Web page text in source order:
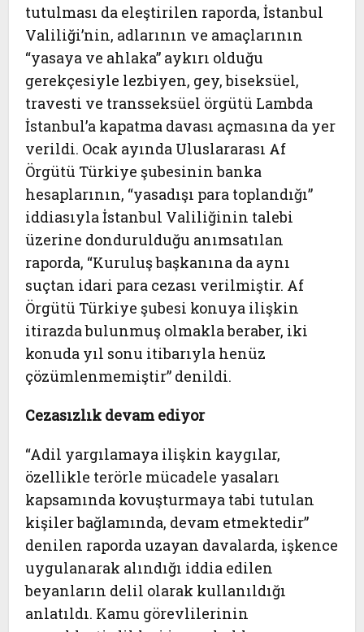
tutulması da eleştirilen raporda, İstanbul
Valiliği’nin, adlarının ve amaçlarının
“yasaya ve ahlaka” aykırı olduğu
gerekçesiyle lezbiyen, gey, biseksüel,
travesti ve transseksüel örgütü Lambda
İstanbul’a kapatma davası açmasına da yer
verildi. Ocak ayında Uluslararası Af
Örgütü Türkiye şubesinin banka
hesaplarının, “yasadışı para toplandığı”
iddiasıyla İstanbul Valiliğinin talebi
üzerine dondurulduğu anımsatılan
raporda, “Kuruluş başkanına da aynı
suçtan idari para cezası verilmiştir. Af
Örgütü Türkiye şubesi konuya ilişkin
itirazda bulunmuş olmakla beraber, iki
konuda yıl sonu itibarıyla henüz
çözümlenmemiştir” denildi.
Cezasızlık devam ediyor
“Adil yargılamaya ilişkin kaygılar,
özellikle terörle mücadele yasaları
kapsamında kovuşturmaya tabi tutulan
kişiler bağlamında, devam etmektedir”
denilen raporda uzayan davalarda, işkence
uygulanarak alındığı iddia edilen
beyanların delil olarak kullanıldığı
anlatıldı. Kamu görevlilerinin